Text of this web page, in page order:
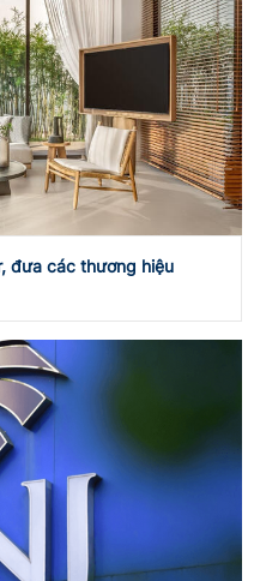
đưa các thương hiệu